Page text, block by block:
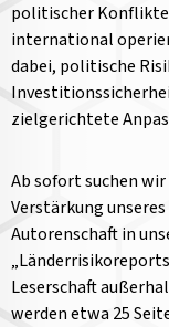
politischer
international
dabei, politische
zielgerichtete
Ab sofort suchen
Verstärkung
Autorenschaft in
Leserschaft
werden etwa 25